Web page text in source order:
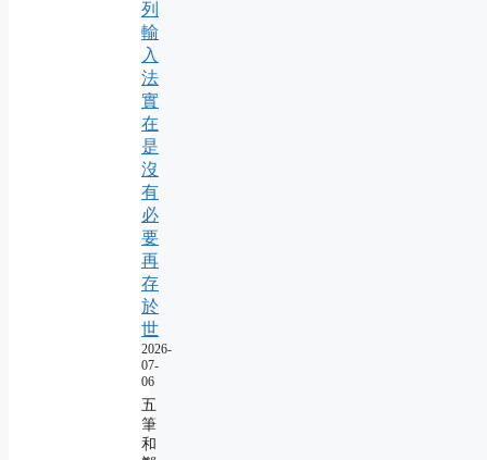
列
輸
入
法
實
在
是
沒
有
必
要
再
存
於
世
2026-
07-
06
五
筆
和